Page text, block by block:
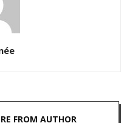
FROM AUTHOR